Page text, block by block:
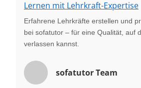
Lernen mit Lehrkraft-Expertise
Erfahrene Lehrkräfte erstellen und
bei sofatutor – für eine Qualität, auf
verlassen kannst.
sofatutor Team